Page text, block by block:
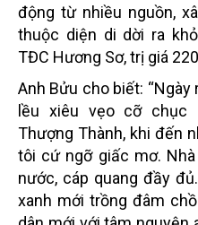
động từ nhiều nguồn,
thuộc diện di dời ra
TĐC Hương Sơ, trị giá
Anh Bửu cho biết:
lều xiêu vẹo cỡ chục
Thượng Thành, khi đến
tôi cứ ngỡ giấc mơ.
nước, cáp quang đầy
xanh mới trồng đâm